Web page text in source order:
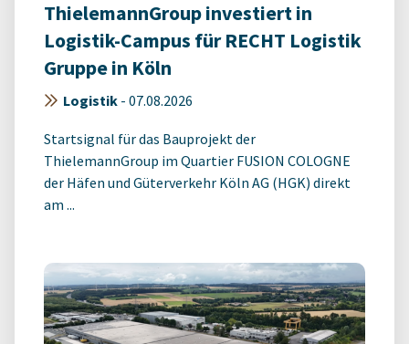
ThielemannGroup investiert in
Logistik-Campus für RECHT Logistik
Gruppe in Köln
Logistik - 07.08.2026
Startsignal für das Bauprojekt der
ThielemannGroup im Quartier FUSION COLOGNE
der Häfen und Güterverkehr Köln AG (HGK) direkt
am ...